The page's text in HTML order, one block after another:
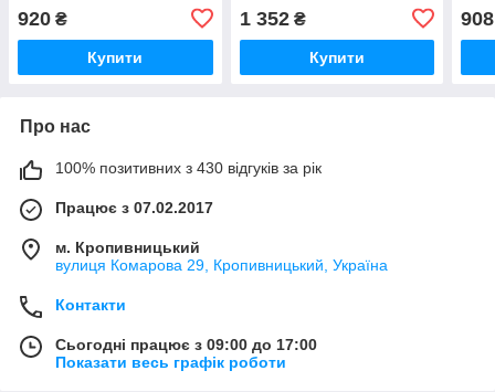
920 ₴
Купити
1 352₴
Купити
908
Про нас
100% позитивних з 430 відгуків за рік
Працює з 07.02.2017
м. Кропивницький
вулиця Комарова 29, Кропивницький, Україна
Контакти
Сьогодні працює з 09:00 до 17:00
Показати весь графік роботи